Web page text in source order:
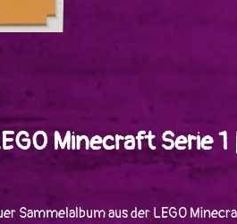
Minecraft Serie 1
Sammelalbum aus der LEGO